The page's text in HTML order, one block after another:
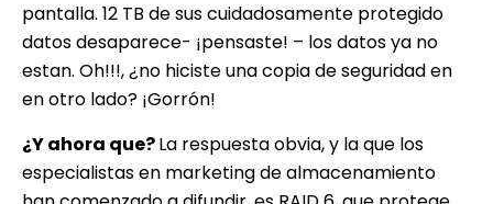
pantalla. 12 TB de sus cuidadosamente protegido
datos desaparece- ¡pensaste! – los datos ya no
estan. Oh!!!, ¿no hiciste una copia de seguridad en
en otro lado? ¡Gorrón!
¿Y ahora que?La respuesta obvia, y la que los
especialistas en marketing de almacenamiento